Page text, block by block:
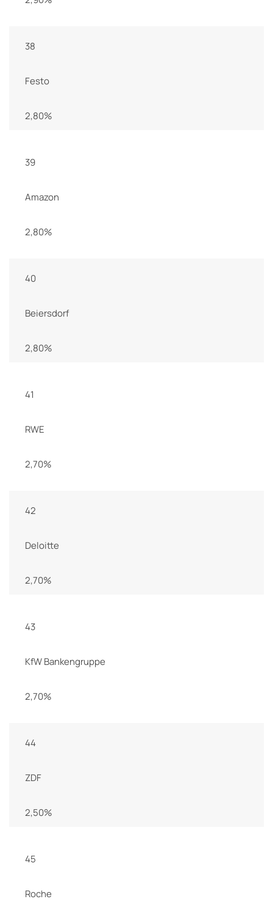
38
Festo
2,80%
39
Amazon
2,80%
40
Beiersdorf
2,80%
41
RWE
2,70%
42
Deloitte
2,70%
43
KfW Bankengruppe
2,70%
44
ZDF
2,50%
45
Roche